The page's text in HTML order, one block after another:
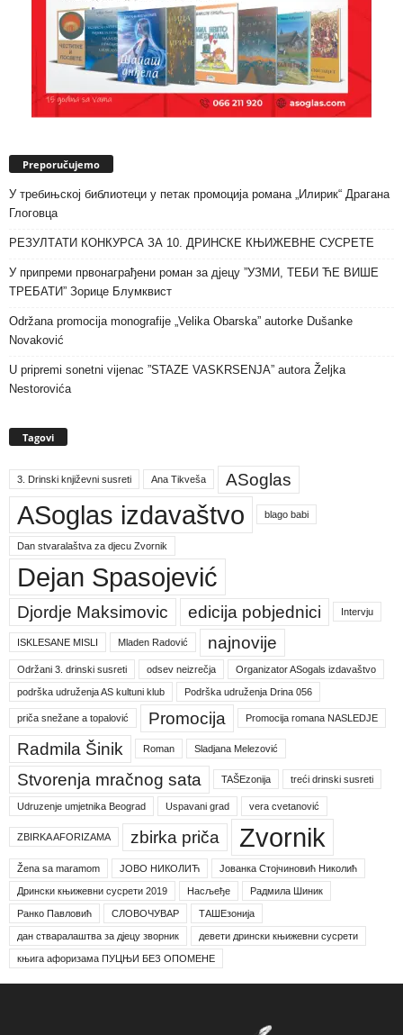
Preporučujemo
У требињској библиотеци у петак промоција романа „Илирик“ Драгана
Глоговца
РЕЗУЛТАТИ КОНКУРСА ЗА 10. ДРИНСКЕ КЊИЖЕВНЕ СУСРЕТЕ
У припреми првонаграђени роман за дјецу ”УЗМИ, ТЕБИ ЋЕ ВИШЕ
ТРЕБАТИ” Зорице Блумквист
Održana promocija monografije „Velika Obarska” autorke Dušanke
Novaković
U pripremi sonetni vijenac ”STAZE VASKRSENJA” autora Željka
Nestorovića
Tagovi
3. Drinski književni susreti Ana Tikveša ASoglas
ASoglas izdavaštvo blago babi
Dan stvaralaštva za djecu Zvornik
Dejan Spasojević
Djordje Maksimovic edicija pobjednici Intervju
ISKLESANE MISLI Mladen Radović najnovije
Održani 3. drinski susreti odsev neizrečja Organizator ASogals izdavaštvo
podrška udruženja AS kultuni klub Podrška udruženja Drina 056
priča snežane a topalović Promocija Promocija romana NASLEDJE
Radmila Šinik Roman Sladjana Melezović
Stvorenja mračnog sata TAŠEzonija treći drinski susreti
Udruzenje umjetnika Beograd Uspavani grad vera cvetanović
ZBIRKA AFORIZAMA zbirka priča Zvornik
Žena sa maramom ЈОВО НИКОЛИЋ Јованка Стојчиновић Николић
Дрински књижевни сусрети 2019 Насљеђе Радмила Шиник
Ранко Павловић СЛОВОЧУВАР ТАШЕзонија
дан стваралаштва за дјецу зворник девети дрински књижевни сусрети
књига афоризама ПУЦЊИ БЕЗ ОПОМЕНЕ